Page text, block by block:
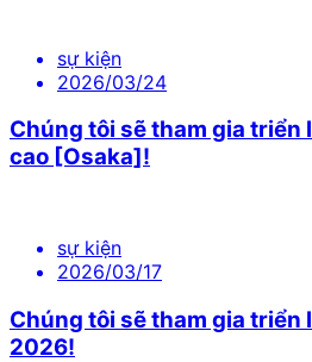
sự kiện
2026/03/24
Chúng tôi sẽ tham gia triển
cao [Osaka]!
sự kiện
2026/03/17
Chúng tôi sẽ tham gia triển
2026!